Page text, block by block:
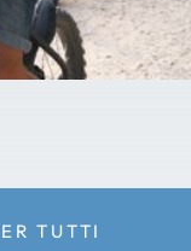
TUTTI